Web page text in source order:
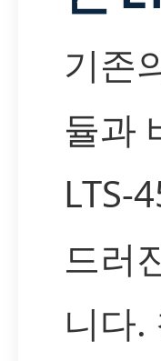
기존
듈과
LTS-
드러
니다.